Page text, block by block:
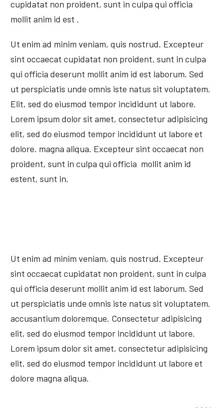
cupidatat non proident, sunt in culpa qui officia
mollit anim id est .
Ut enim ad minim veniam, quis nostrud. Excepteur
sint occaecat cupidatat non proident, sunt in culpa
qui officia deserunt mollit anim id est laborum. Sed
ut perspiciatis unde omnis iste natus sit voluptatem.
Elit, sed do eiusmod tempor incididunt ut labore.
Lorem ipsum dolor sit amet, consectetur adipisicing
elit, sed do eiusmod tempor incididunt ut labore et
dolore. magna aliqua. Excepteur sint occaecat non
proident, sunt in culpa qui officia mollit anim id
estent, sunt in.
Ut enim ad minim veniam, quis nostrud. Excepteur
sint occaecat cupidatat non proident, sunt in culpa
qui officia deserunt mollit anim id est laborum. Sed
ut perspiciatis unde omnis iste natus sit voluptatem.
accusantium doloremque. Consectetur adipisicing
elit, sed do eiusmod tempor incididunt ut labore.
Lorem ipsum dolor sit amet, consectetur adipisicing
elit, sed do eiusmod tempor incididunt ut labore et
dolore magna aliqua.